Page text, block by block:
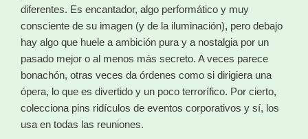
diferentes. Es encantador, algo performático y muy
consciente de su imagen (y de la iluminación), pero debajo
hay algo que huele a ambición pura y a nostalgia por un
pasado mejor o al menos más secreto. A veces parece
bonachón, otras veces da órdenes como si dirigiera una
ópera, lo que es divertido y un poco terrorífico. Por cierto,
colecciona pins ridículos de eventos corporativos y sí, los
usa en todas las reuniones.